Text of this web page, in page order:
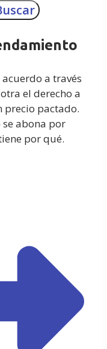
a través
el derecho a
precio pactado.
abona por
por qué.